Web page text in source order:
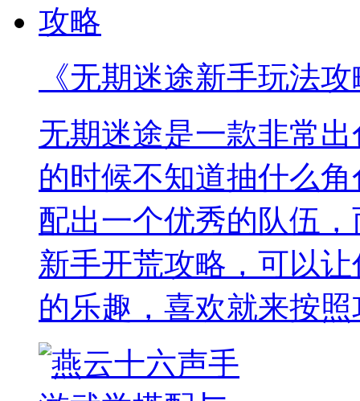
《无期迷途新手玩法
无期迷途是一款非常
的时候不知道抽什么
配出一个优秀的队伍
新手开荒攻略，可以
的乐趣，喜欢就来按